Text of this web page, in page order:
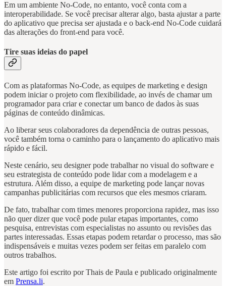
Em um ambiente No-Code, no entanto, você conta com a
interoperabilidade. Se você precisar alterar algo, basta ajustar a parte
do aplicativo que precisa ser ajustada e o back-end No-Code cuidará
das alterações do front-end para você.
Tire suas ideias do papel
Com as plataformas No-Code, as equipes de marketing e design
podem iniciar o projeto com flexibilidade, ao invés de chamar um
programador para criar e conectar um banco de dados às suas
páginas de conteúdo dinâmicas.
Ao liberar seus colaboradores da dependência de outras pessoas,
você também torna o caminho para o lançamento do aplicativo mais
rápido e fácil.
Neste cenário, seu designer pode trabalhar no visual do software e
seu estrategista de conteúdo pode lidar com a modelagem e a
estrutura. Além disso, a equipe de marketing pode lançar novas
campanhas publicitárias com recursos que eles mesmos criaram.
De fato, trabalhar com times menores proporciona rapidez, mas isso
não quer dizer que você pode pular etapas importantes, como
pesquisa, entrevistas com especialistas no assunto ou revisões das
partes interessadas. Essas etapas podem retardar o processo, mas são
indispensáveis ​​e muitas vezes podem ser feitas em paralelo com
outros trabalhos.
Este artigo foi escrito por Thais de Paula e publicado originalmente
em Prensa.li.